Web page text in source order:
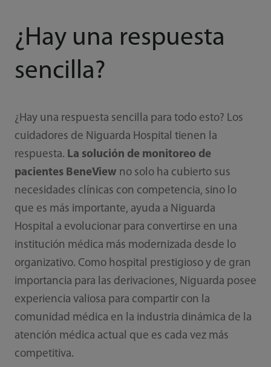
¿Hay una respuesta
sencilla?
¿Hay una respuesta sencilla para todo esto? Los
cuidadores de Niguarda Hospital tienen la
respuesta. La solución de monitoreo de
pacientes BeneView no solo ha cubierto sus
necesidades clínicas con competencia, sino lo
que es más importante, ayuda a Niguarda
Hospital a evolucionar para convertirse en una
institución médica más modernizada desde lo
organizativo. Como hospital prestigioso y de gran
importancia para las derivaciones, Niguarda posee
experiencia valiosa para compartir con la
comunidad médica en la industria dinámica de la
atención médica actual que es cada vez más
competitiva.